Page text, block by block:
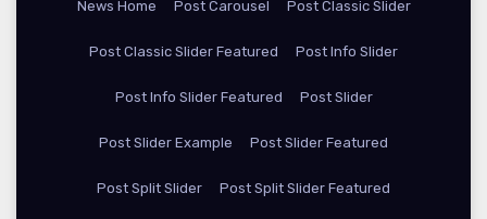
News Home Post Carousel Post Classic Slider
Post Classic Slider Featured Post Info Slider
Post Info Slider Featured Post Slider
Post Slider Example Post Slider Featured
Post Split Slider Post Split Slider Featured